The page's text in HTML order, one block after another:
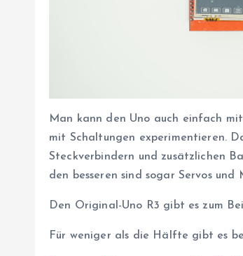
Man kann den Uno auch einfach
mit Schaltungen experimentieren.
Steckverbindern und zusätzlichen
den besseren sind sogar Servos
Den Original-Uno R3 gibt es zum
Für weniger als die Hälfte gibt es